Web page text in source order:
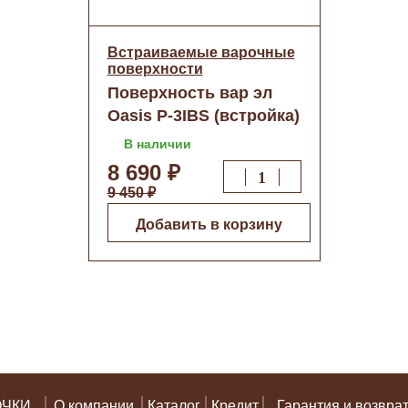
Встраиваемые варочные
поверхности
Поверхность вар эл
Oasis P-3IBS (встройка)
о/н (п/к)
В наличии
8 690 ₽
9 450 ₽
Добавить в корзину